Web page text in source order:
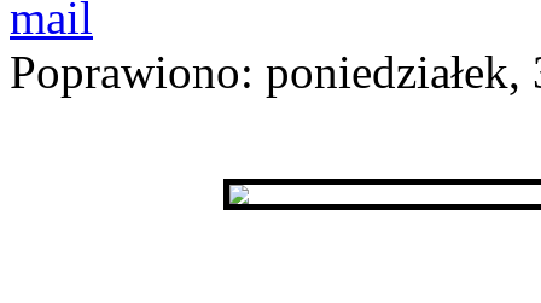
Poprawiono: poniedziałek,